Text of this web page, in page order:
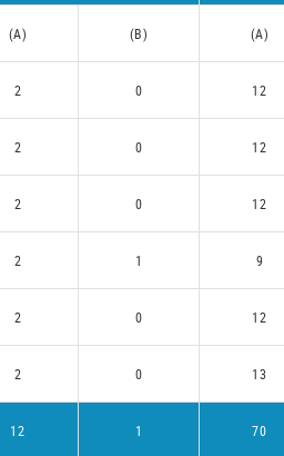
(A) (B) (A)
2 0 12
2 0 12
2 0 12
2 1 9
2 0 12
2 0 13
12 1 70